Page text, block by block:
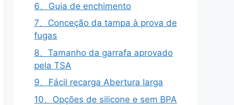
6、Guia de enchimento
7、Conceção da tampa à prova de
fugas
8、Tamanho da garrafa aprovado
pela TSA
9、Fácil recarga Abertura larga
10、Opções de silicone e sem BPA